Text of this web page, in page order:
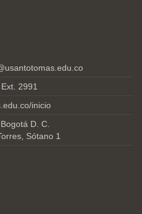
2991
inicio
D. C.
Sótano 1